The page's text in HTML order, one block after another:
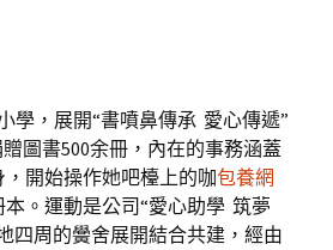
學，展開“書噴鼻傳承 愛心傳遞”
圖書500余冊，內在的事務涵蓋
開始操作她吧檯上的咖包養網
。運動是公司“愛心助學 筑夢
四周的黌舍展開結合共建，經由